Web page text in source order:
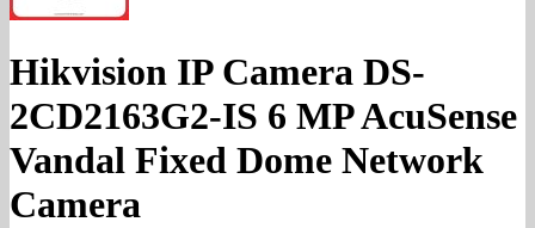
Hikvision IP Camera DS-
2CD2163G2-IS 6 MP AcuSense
Vandal Fixed Dome Network
Camera